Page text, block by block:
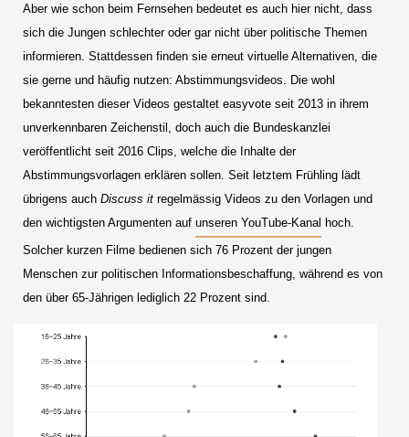
Aber wie schon beim Fernsehen bedeutet es auch hier nicht, dass
sich die Jungen schlechter oder gar nicht über politische Themen
informieren. Stattdessen finden sie erneut virtuelle Alternativen, die
sie gerne und häufig nutzen: Abstimmungsvideos. Die wohl
bekanntesten dieser Videos gestaltet easyvote seit 2013 in ihrem
unverkennbaren Zeichenstil, doch auch die Bundeskanzlei
veröffentlicht seit 2016 Clips, welche die Inhalte der
Abstimmungsvorlagen erklären sollen. Seit letztem Frühling lädt
übrigens auch Discuss it regelmässig Videos zu den Vorlagen und
den wichtigsten Argumenten auf unseren YouTube-Kanal hoch.
Solcher kurzen Filme bedienen sich 76 Prozent der jungen
Menschen zur politischen Informationsbeschaffung, während es von
den über 65-Jährigen lediglich 22 Prozent sind.